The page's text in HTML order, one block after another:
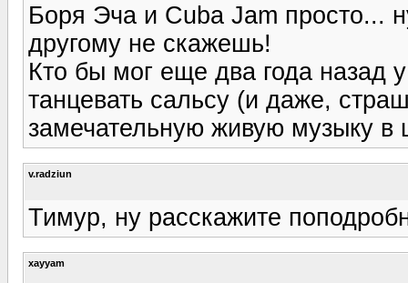
Боря Эча и Cuba Jam просто...
другому не скажешь!
Кто бы мог еще два года назад
танцевать сальсу (и даже,
замечательную живую музыку в
v.radziun
Тимур, ну расскажите
xayyam